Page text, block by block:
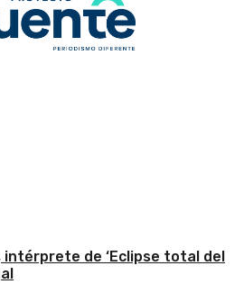
intérprete de ‘Eclipse total del